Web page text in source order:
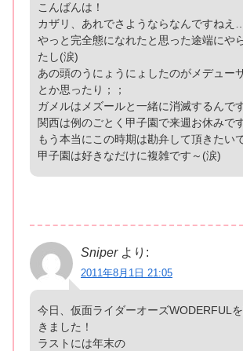
こんばんは！
カザリ、あれでさようならなんですねえ…
やっと完全態になれたと思った途端にや
たし(涙)
あの頭のうにょうにょしたのがメデュー
とか思ったり；；
ガメルはメズールと一緒に消滅するんで
関西は例のごとく甲子園で来週お休みで
もう本当にこの時期は勘弁して頂きたい
甲子園は好きなだけに複雑です～(涙)
Sniper より:
2011年8月1日 21:05
今日、仮面ライダーオーズWODERFUL
きました！
ラストには年末の